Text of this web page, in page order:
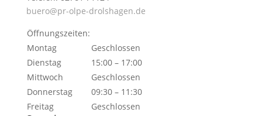
buero@pr-olpe-drolshagen.de
Öffnungszeiten:
Montag
Geschlossen
Dienstag
15:00 – 17:00
Mittwoch
Geschlossen
Donnerstag
09:30 – 11:30
Freitag
Geschlossen